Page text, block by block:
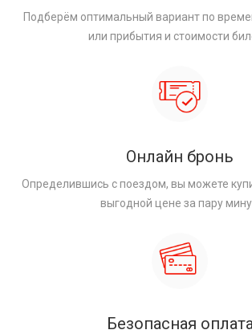
Подберём оптимальный вариант по
или прибытия и стоимости
Онлайн бронь
Определившись с поездом, вы можете
выгодной цене за пару
Безопасная